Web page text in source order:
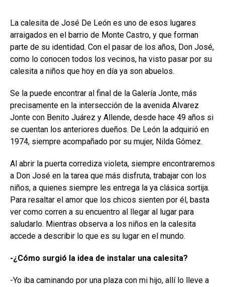
La calesita de José De León es uno de esos lugares
arraigados en el barrio de Monte Castro, y que forman
parte de su identidad. Con el pasar de los años, Don José,
como lo conocen todos los vecinos, ha visto pasar por su
calesita a niños que hoy en día ya son abuelos.
Se la puede encontrar al final de la Galería Jonte, más
precisamente en la intersección de la avenida Alvarez
Jonte con Benito Juárez y Allende, desde hace 49 años si
se cuentan los anteriores dueños. De León la adquirió en
1974, siempre acompañado por su mujer, Nilda Gómez.
Al abrir la puerta corrediza violeta, siempre encontraremos
a Don José en la tarea que más disfruta, trabajar con los
niños, a quienes siempre les entrega la ya clásica sortija.
Para resaltar el amor que los chicos sienten por él, basta
ver como corren a su encuentro al llegar al lugar para
saludarlo. Mientras observa a los niños en la calesita
accede a describir lo que es su lugar en el mundo.
-¿Cómo surgió la idea de instalar una calesita?
-Yo iba caminando por una plaza con mi hijo, allí lo lleve a